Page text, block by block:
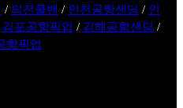
/ 의전콜밴 / 인천공항샌딩 / 인
김포공항픽업 / 김해공항샌딩 /
항픽업